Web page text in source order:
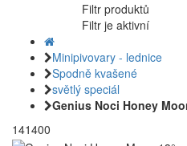
Filtr produktů
Filtr je aktivní
Minipivovary - lednice
Spodně kvašené
světlý speciál
Genius Noci Honey
141400